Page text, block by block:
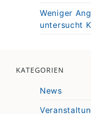
Weniger
untersucht
KATEGORIEN
News